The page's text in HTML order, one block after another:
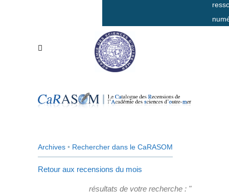
Archives • Rechercher dans le CaRASOM
Retour aux recensions du mois
résultats de votre recherche : "